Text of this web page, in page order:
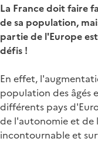
La France doit faire
de sa population,
partie de l'Europe
défis !
En effet,
population des âgés
différents pays
de l'autonomie et de
incontournable et